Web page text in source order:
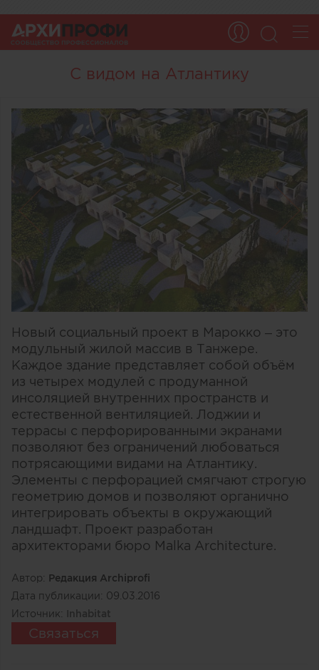
С видом на Атлантику
Новый социальный проект в Марокко – это
модульный жилой массив в Танжере.
Каждое здание представляет собой объём
из четырех модулей с продуманной
инсоляцией внутренних пространств и
естественной вентиляцией. Лоджии и
террасы с перфорированными экранами
позволяют без ограничений любоваться
потрясающими видами на Атлантику.
Элементы с перфорацией смягчают строгую
геометрию домов и позволяют органично
интегрировать объекты в окружающий
ландшафт. Проект разработан
архитекторами бюро Malka Architecture.
Автор: Редакция Archiprofi
Дата публикации: 09.03.2016
Источник: Inhabitat
Связаться